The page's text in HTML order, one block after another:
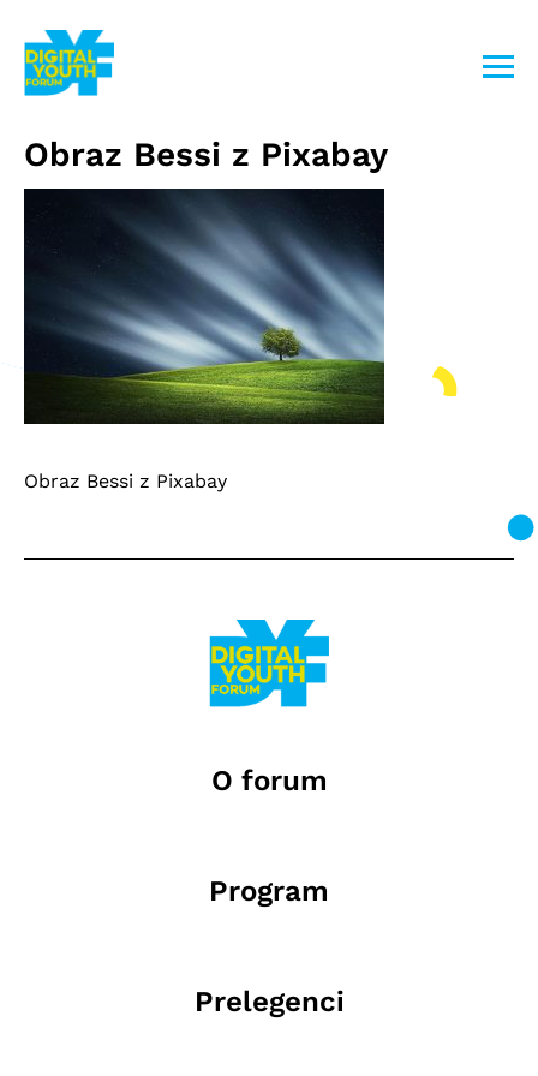
treści
Obraz Bessi z Pixabay
Obraz Bessi z Pixabay
O forum
Program
Prelegenci